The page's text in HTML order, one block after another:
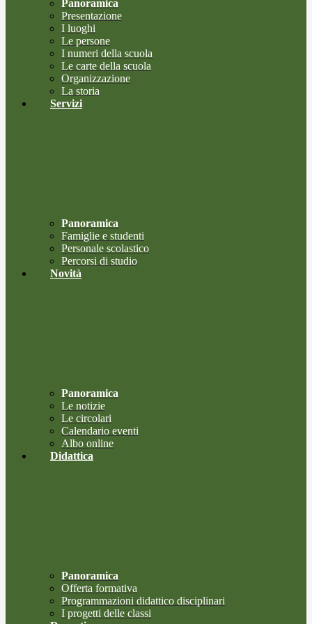
Panoramica
Presentazione
I luoghi
Le persone
I numeri della scuola
Le carte della scuola
Organizzazione
La storia
Servizi
Panoramica
Famiglie e studenti
Personale scolastico
Percorsi di studio
Novità
Panoramica
Le notizie
Le circolari
Calendario eventi
Albo online
Didattica
Panoramica
Offerta formativa
Programmazioni didattico disciplinari
I progetti delle classi